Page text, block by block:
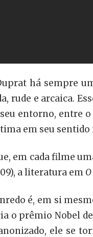
há sempre
rude e arcaica.
entorno, entre
em seu
em cada filme
a literatura em
é, em si
o prêmio Nobel
ele se